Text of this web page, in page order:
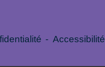
- Accessibilité